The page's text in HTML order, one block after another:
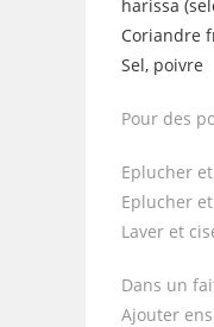
harissa
Coriandre
Sel, poivre
Pour des
Eplucher
Eplucher
Laver et
Dans un
Ajouter